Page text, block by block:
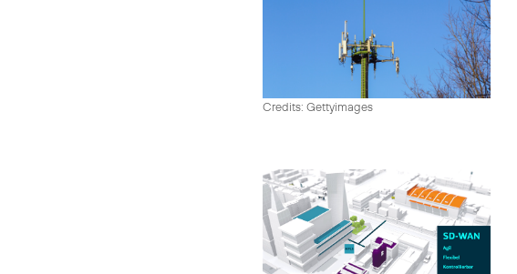
Credits: Gettyimages